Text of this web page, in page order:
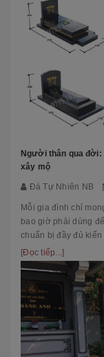
Người thân qua đời:
xây mộ
Đá Tự Nhiên NB
Mỗi gia đình chỉ
bao giờ phải dùng
chuẩn bị đầy đủ
phầ...
[Đọc tiếp...]